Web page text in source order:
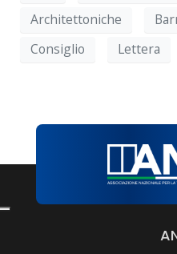
Architettoniche
Consiglio
Lettera